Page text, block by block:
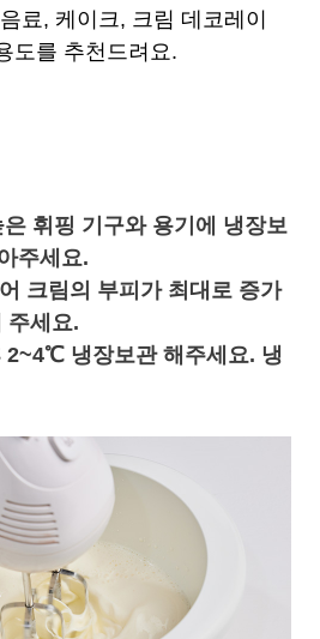
료, 케이크, 크림 데코레이
도를 추천드려요.
휘핑 기구와 용기에 냉장보
주세요.
크림의 부피가 최대로 증가
주세요.
냉장보관 해주세요. 냉